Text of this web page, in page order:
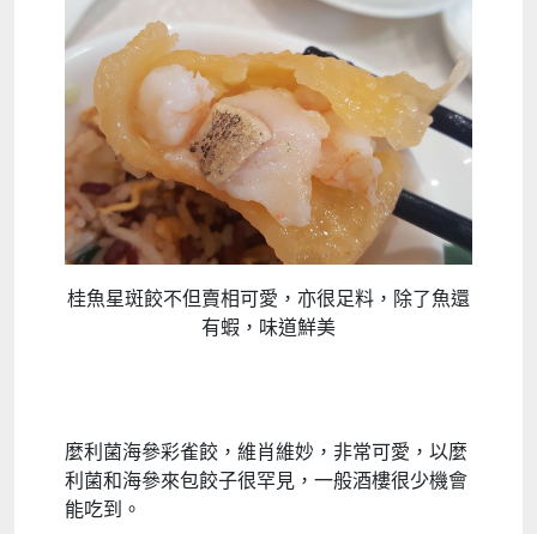
桂魚星斑餃不但賣相可愛，亦很足料，除了魚還
有蝦，味道鮮美
麼利菌海參彩雀餃，維肖維妙，非常可愛，以麼
利菌和海參來包餃子很罕見，一般酒樓很少機會
能吃到。